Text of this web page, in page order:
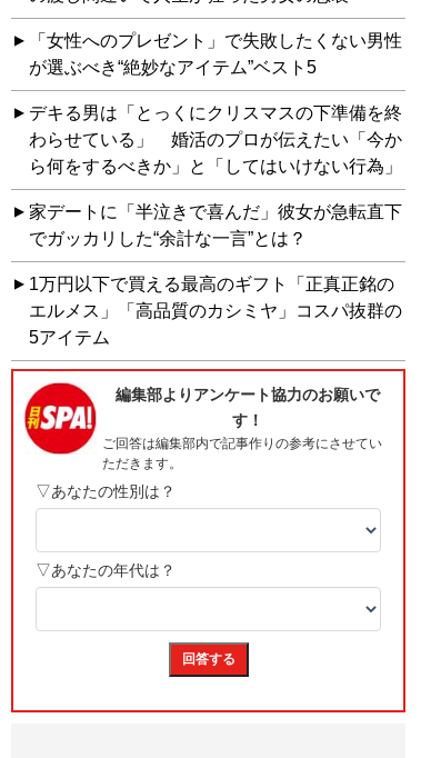
「女性へのプレゼント」で失敗したくない男性
が選ぶべき“絶妙なアイテム”ベスト5
デキる男は「とっくにクリスマスの下準備を終
わらせている」 婚活のプロが伝えたい「今か
ら何をするべきか」と「してはいけない行為」
家デートに「半泣きで喜んだ」彼女が急転直下
でガッカリした“余計な一言”とは？
1万円以下で買える最高のギフト「正真正銘の
エルメス」「高品質のカシミヤ」コスパ抜群の
5アイテム